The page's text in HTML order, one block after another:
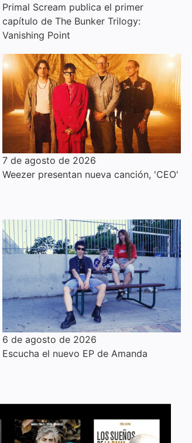
Primal Scream publica el primer
capítulo de The Bunker Trilogy:
Vanishing Point
7 de agosto de 2026
Weezer presentan nueva canción, 'CEO'
6 de agosto de 2026
Escucha el nuevo EP de Amanda